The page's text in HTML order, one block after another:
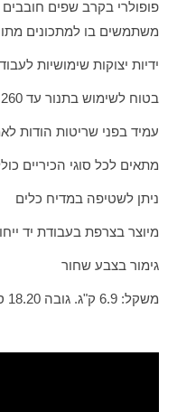
פופולרי בקרב שפים
משתמשים בו למתכונים
ידיות יצוקות שימושיות
בטוח לשימוש בתנור עד 260 מעלות צלזיוס
עמיד בפני שריטות הודות
מתאים לכל סוגי הכיריים
ניתן לשטיפה במדיח כלים
מיוצר בצרפת בעבודת יד
גימור בצבע שחור
משקל: 6.9 ק"ג. גובה 18.20 ס"מ